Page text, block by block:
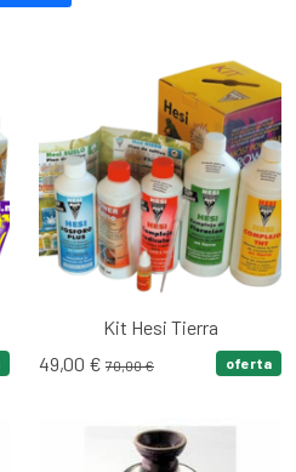
Kit Hesi Tierra
49,00 € 70,00 € oferta